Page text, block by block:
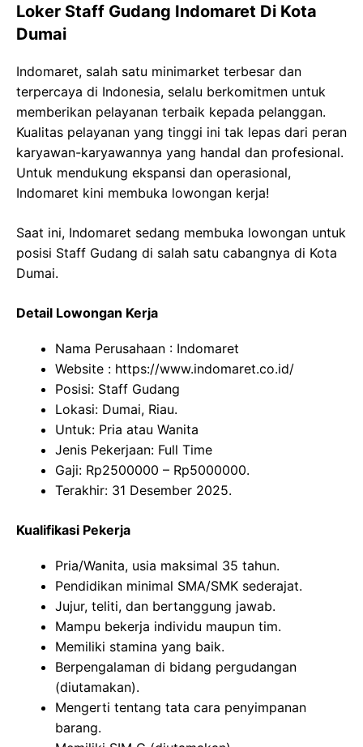
Loker Staff Gudang Indomaret Di Kota
Dumai
Indomaret, salah satu minimarket terbesar dan
terpercaya di Indonesia, selalu berkomitmen untuk
memberikan pelayanan terbaik kepada pelanggan.
Kualitas pelayanan yang tinggi ini tak lepas dari peran
karyawan-karyawannya yang handal dan profesional.
Untuk mendukung ekspansi dan operasional,
Indomaret kini membuka lowongan kerja!
Saat ini, Indomaret sedang membuka lowongan untuk
posisi Staff Gudang di salah satu cabangnya di Kota
Dumai.
Detail Lowongan Kerja
Nama Perusahaan : Indomaret
Website : https://www.indomaret.co.id/
Posisi: Staff Gudang
Lokasi: Dumai, Riau.
Untuk: Pria atau Wanita
Jenis Pekerjaan: Full Time
Gaji: Rp2500000 – Rp5000000.
Terakhir: 31 Desember 2025.
Kualifikasi Pekerja
Pria/Wanita, usia maksimal 35 tahun.
Pendidikan minimal SMA/SMK sederajat.
Jujur, teliti, dan bertanggung jawab.
Mampu bekerja individu maupun tim.
Memiliki stamina yang baik.
Berpengalaman di bidang pergudangan
(diutamakan).
Mengerti tentang tata cara penyimpanan
barang.